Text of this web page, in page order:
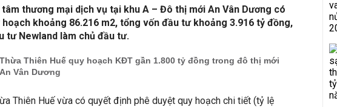
thương mại dịch vụ tại khu A – Đô thị mới An Vân Dương có
hoạch khoảng 86.216 m2, tổng vốn đầu tư khoảng 3.916 tỷ đồng,
tư Newland làm chủ đầu tư.
Thừa Thiên Huế quy hoạch KĐT gần 1.800 tỷ đồng trong đô thị mới
An Vân Dương
Thiên Huế vừa có quyết định phê duyệt quy hoạch chi tiết (tỷ lệ